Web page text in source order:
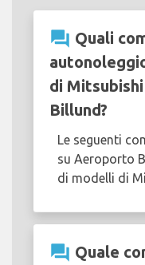
question_answer Quali
di
Billund?
Le seguenti
su Aeroporto
di modelli di
question_answer Quale